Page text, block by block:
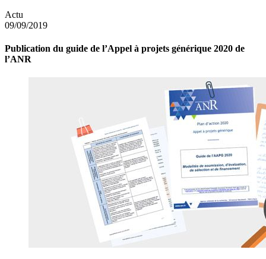
Actu
09/09/2019
Publication du guide de l’Appel à projets générique 2020 de
l’ANR